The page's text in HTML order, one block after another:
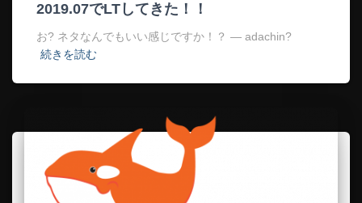
2019.07でLTしてきた！！
お? ネタなんでもいい感じですか！？ — adachin?
続きを読む